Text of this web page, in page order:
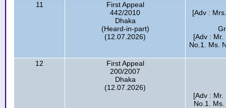
11
First Appeal
442/2010
Dhaka
(Heard-in-part)
(12.07.2026)
[Adv :
[Adv :
No.1. Ms.
12
First Appeal
200/2007
Dhaka
(12.07.2026)
[Adv :
No.1.